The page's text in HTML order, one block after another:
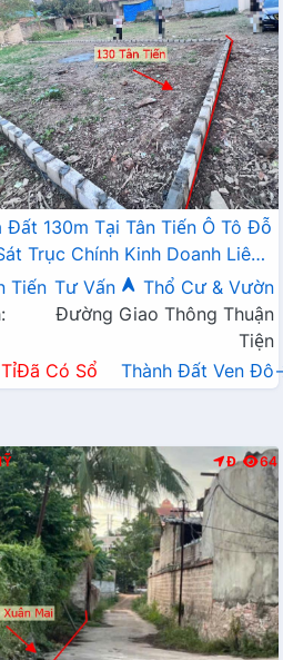
Đất 130m Tại Tân Tiến Ô Tô Đỗ
Trục Chính Kinh Doanh Liên
Tiến Tư Vấn
Thổ Cư & Vườn
Đường Giao Thông Thuận
Tiện
Đã Có Sổ Thành Đất Ven
Đ 64